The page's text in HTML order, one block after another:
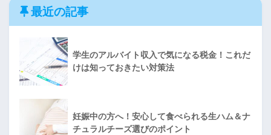
最近の記事
学生のアルバイト収入で気になる税金！これだ
けは知っておきたい対策法
妊娠中の方へ！安心して食べられる生ハム＆ナ
チュラルチーズ選びのポイント